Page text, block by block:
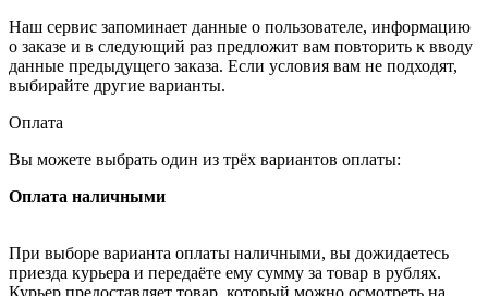
Наш сервис запоминает данные о пользователе, информацию
о заказе и в следующий раз предложит вам повторить к вводу
данные предыдущего заказа. Если условия вам не подходят,
выбирайте другие варианты.
Оплата
Вы можете выбрать один из трёх вариантов оплаты:
Оплата наличными
При выборе варианта оплаты наличными, вы дожидаетесь
приезда курьера и передаёте ему сумму за товар в рублях.
Курьер предоставляет товар, который можно осмотреть на